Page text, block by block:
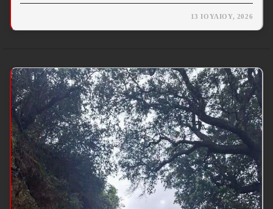
13 ΙΟΥΛΊΟΥ, 2026